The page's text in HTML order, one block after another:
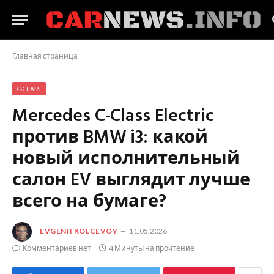
Главная страница
C-CLASS
Mercedes C-Class Electric
против BMW i3: какой
новый исполнительный
салон EV выглядит лучше
всего на бумаге?
EVGENII KOLCEVOY
11.05.2026
Комментариев нет
4 Минуты на прочтение